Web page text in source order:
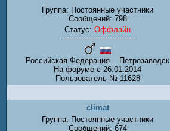
Группа: Постоянные участники
Сообщений: 798
Статус: Оффлайн
-------------------------------
Российская Федерация - Петрозаводск
На форуме с 26.01.2014
Пользователь № 11628
climat
Группа: Постоянные участники
Сообщений: 674